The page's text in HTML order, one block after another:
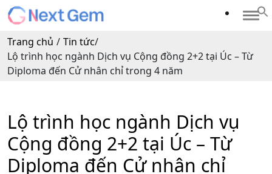
Trang chủ / Tin tức/
Lộ trình học ngành Dịch vụ Cộng đồng 2+2 tại Úc – Từ
Diploma đến Cử nhân chỉ trong 4 năm
Lộ trình học ngành Dịch vụ
Cộng đồng 2+2 tại Úc – Từ
Diploma đến Cử nhân chỉ